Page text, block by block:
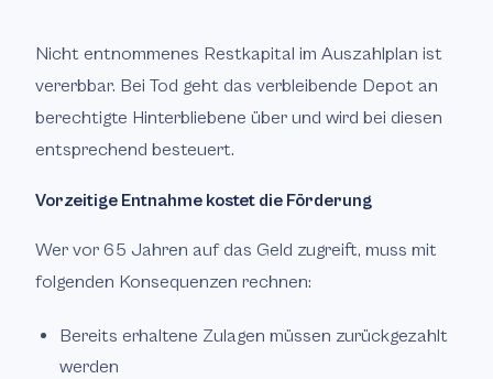
Nicht entnommenes Restkapital im Auszahlplan ist
vererbbar. Bei Tod geht das verbleibende Depot an
berechtigte Hinterbliebene über und wird bei diesen
entsprechend besteuert.
Vorzeitige Entnahme kostet die Förderung
Wer vor 65 Jahren auf das Geld zugreift, muss mit
folgenden Konsequenzen rechnen:
Bereits erhaltene Zulagen müssen zurückgezahlt
werden